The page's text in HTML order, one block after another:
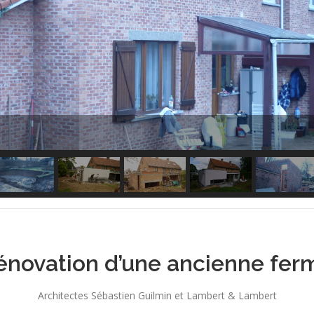
d’une ancienne
Architectes Sébastien Guilmin et Lambert & Lambert